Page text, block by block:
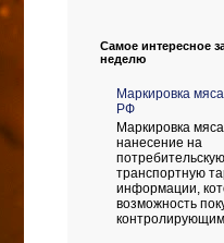
Самое интересное
неделю
Маркировка
РФ
Маркировка
нанесение на
транспортную
информации,
возможность
контролирующим